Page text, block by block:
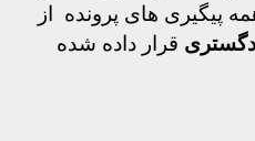
پیگیری های پرونده از
قرار داده شده